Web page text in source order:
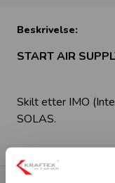
Beskrivelse:
START AIR
Skilt etter IMO
SOLAS.